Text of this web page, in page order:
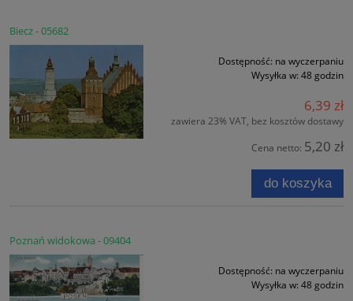
Biecz - 05682
Dostępność: na wyczerpaniu
Wysyłka w: 48 godzin
6,39 zł
zawiera 23% VAT, bez kosztów dostawy
Cena netto: 5,20 zł
do koszyka
Poznań widokowa - 09404
Dostępność: na wyczerpaniu
Wysyłka w: 48 godzin